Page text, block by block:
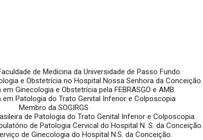
de Medicina da Universidade de Passo Fundo.
e Obstetrícia no Hospital Nossa Senhora da Conceição.
Ginecologia e Obstetrícia pela FEBRASGO e AMB.
em Patologia do Trato Genital Inferior e Colposcopia
Membro da SOGIRGS
de Patologia do Trato Genital Inferior e Colposcopia.
de Patologia Cervical do Hospital N. S. da Conceição.
de Ginecologia do Hospital N.S. da Conceição.